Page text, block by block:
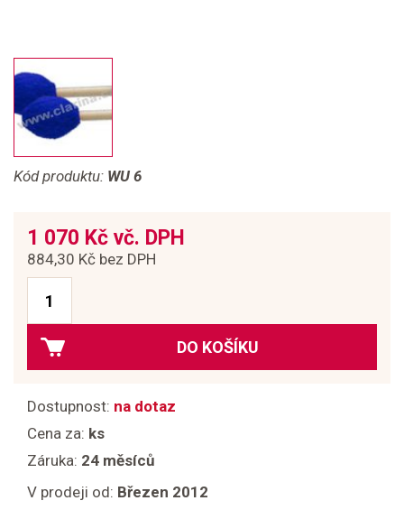
Kód produktu: WU 6
1 070 Kč vč. DPH
884,30 Kč bez DPH
DO KOŠÍKU
Dostupnost: na dotaz
Cena za: ks
Záruka: 24 měsíců
V prodeji od: Březen 2012